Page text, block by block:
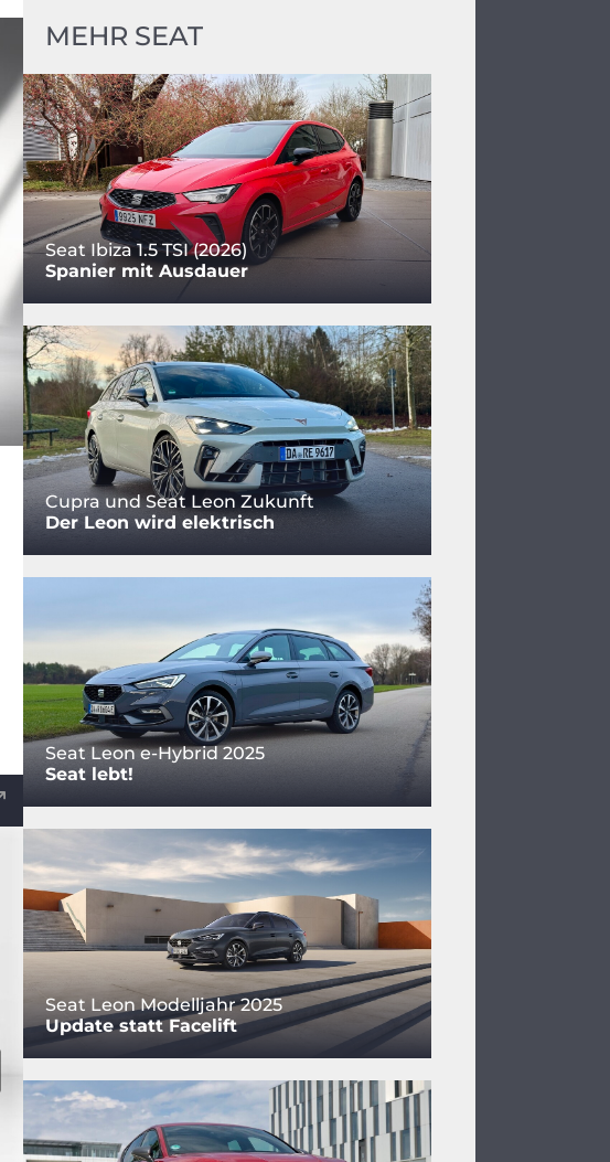
MEHR SEAT
Seat Ibiza 1.5 TSI (2026)
Spanier mit Ausdauer
Cupra und Seat Leon Zukunft
Der Leon wird elektrisch
Seat Leon e-Hybrid 2025
Seat lebt!
Seat Leon Modelljahr 2025
Update statt Facelift